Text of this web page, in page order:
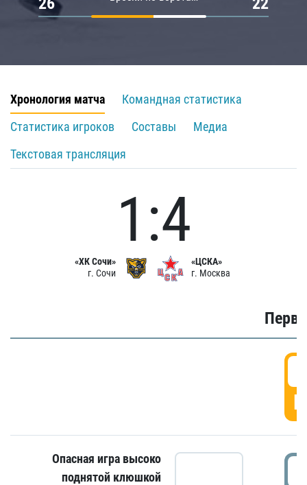
Хронология матча
Командная статистика
Статистика игроков
Составы
Медиа
Текстовая трансляция
«ХК Сочи»
г. Сочи
1:4
«ЦСКА»
г. Москва
Опасная игра высоко
поднятой клюшкой